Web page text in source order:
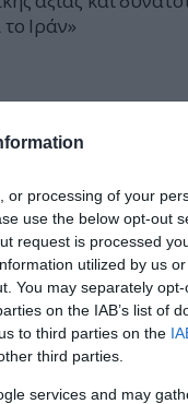
or processing of your
use the below opt-out
request is processed
utilized by us
You may separately
on the IAB’s list of
to third parties on the
third parties.
services and may
Ιράν»